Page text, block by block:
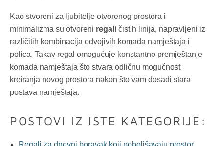
Kao stvoreni za ljubitelje otvorenog prostora i
minimalizma su otvoreni regali čistih linija, napravljeni iz
različitih kombinacija odvojivih komada namještaja i
polica. Takav regal omogućuje konstantno premještanje
komada namještaja što stvara odličnu mogućnost
kreiranja novog prostora nakon što vam dosadi stara
postava namještaja.
POSTOVI IZ ISTE KATEGORIJE:
Regali za dnevni boravak koji poboljšavaju prostor